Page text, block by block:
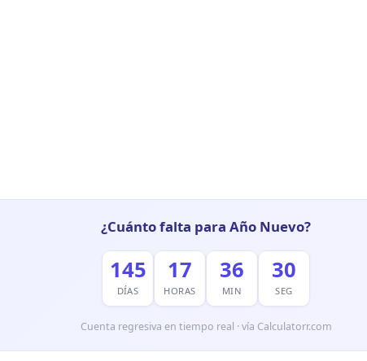
¿Cuánto falta para Año Nuevo?
145
DÍAS
17
HORAS
36
MIN
29
SEG
Cuenta regresiva en tiempo real · vía Calculatorr.com